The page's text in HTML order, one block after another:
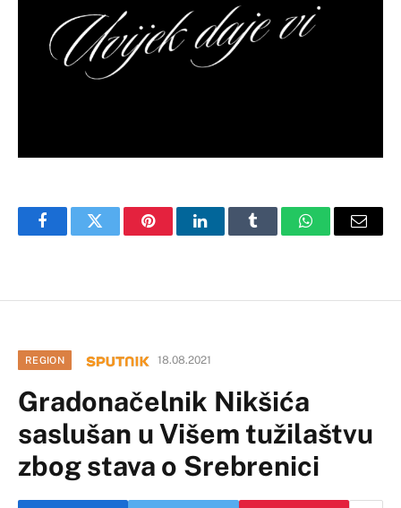
FacebookTwitter PinterestLinkedInTumblr WhatsAppEmail
REGION 18.08.2021
Gradonačelnik Nikšića
saslušan u Višem tužilaštvu
zbog stava o Srebrenici